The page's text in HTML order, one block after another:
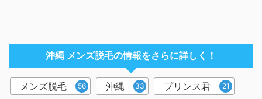
沖縄 メンズ脱毛の情報をさらに詳しく！
メンズ脱毛 56 沖縄 33 プリンス君 21